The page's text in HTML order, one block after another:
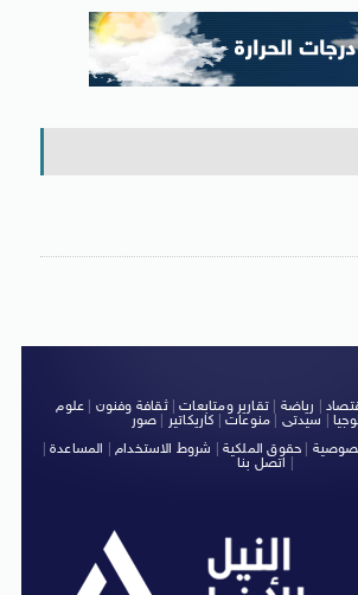
رياضة |تقارير ومتابعات|ثقافة وفنون
علوم
| سيدتى منوعات كاريكاتير صور
حقوق الملكية شروط الاستخدام| المساعدة|
اتصل بنا